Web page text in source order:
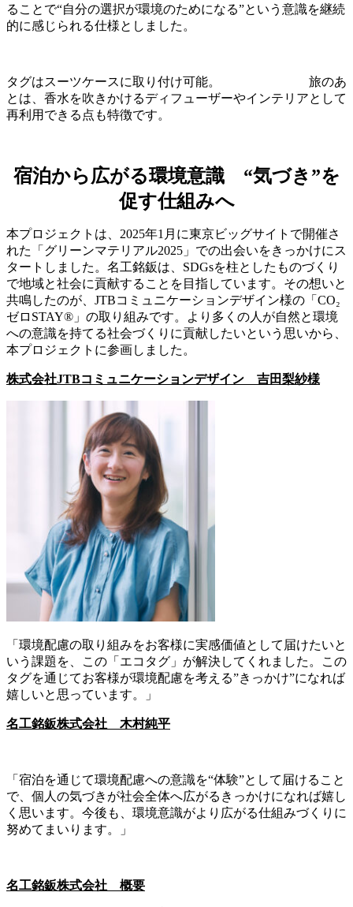
ることで“自分の選択が環境のためになる”という意識を継続
的に感じられる仕様としました。
タグはスーツケースに取り付け可能。 旅のあ
とは、香水を吹きかけるディフューザーやインテリアとして
再利用できる点も特徴です。
宿泊から広がる環境意識 “気づき”を
促す仕組みへ
本プロジェクトは、2025年1月に東京ビッグサイトで開催さ
れた「グリーンマテリアル2025」での出会いをきっかけにス
タートしました。名工銘鈑は、SDGsを柱としたものづくり
で地域と社会に貢献することを目指しています。その想いと
共鳴したのが、JTBコミュニケーションデザイン様の「CO₂
ゼロSTAY®」の取り組みです。より多くの人が自然と環境
への意識を持てる社会づくりに貢献したいという思いから、
本プロジェクトに参画しました。
株式会社JTBコミュニケーションデザイン 吉田梨紗様
「環境配慮の取り組みをお客様に実感価値として届けたいと
いう課題を、この「エコタグ」が解決してくれました。この
タグを通じてお客様が環境配慮を考える”きっかけ”になれば
嬉しいと思っています。」
名工銘鈑株式会社 木村純平
「宿泊を通じて環境配慮への意識を“体験”として届けること
で、個人の気づきが社会全体へ広がるきっかけになれば嬉し
く思います。今後も、環境意識がより広がる仕組みづくりに
努めてまいります。」
名工銘鈑株式会社 概要